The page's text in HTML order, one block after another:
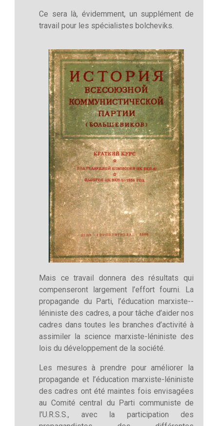
Ce sera là, évidemment, un supplément de
travail pour les spécialistes bolcheviks.
Mais ce travail donnera des résultats qui
compenseront largement l’effort fourni. La
propagande du Parti, l’éducation marxiste-­
léniniste des cadres, a pour tâche d’aider nos
cadres dans toutes les branches d’activité à
assimiler la science marxiste-léniniste des
lois du développement de la société.
Les mesures à prendre pour améliorer la
propagande et l’éducation marxiste-léniniste
des cadres ont été maintes fois envisagées
au Comité central du Parti communiste de
l’U.R.S.S., avec la participation des